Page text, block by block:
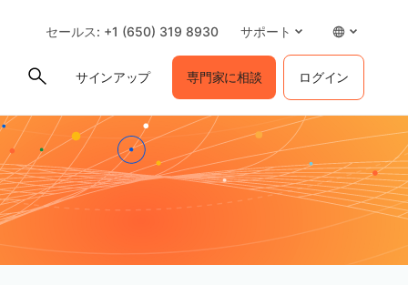
セールス: +1 (650) 319 8930 サポート
サインアップ 専門家に相談 ログイン